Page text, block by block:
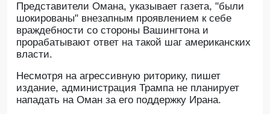
Представители Омана, указывает газета, "были
шокированы" внезапным проявлением к себе
враждебности со стороны Вашингтона и
прорабатывают ответ на такой шаг американских
власти.
Несмотря на агрессивную риторику, пишет
издание, администрация Трампа не планирует
нападать на Оман за его поддержку Ирана.